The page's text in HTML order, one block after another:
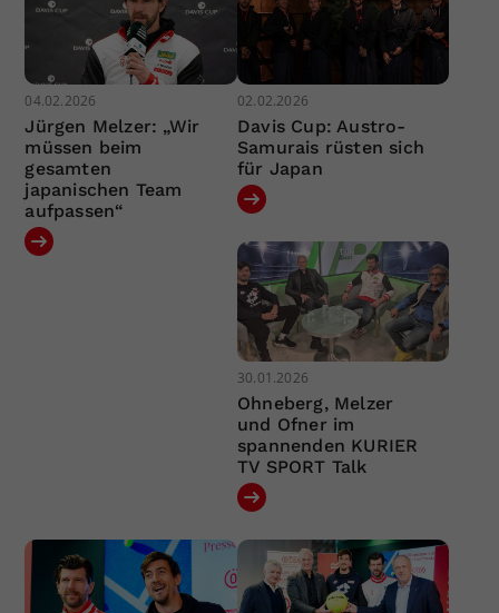
04.02.2026
Jürgen Melzer: „Wir
müssen beim
gesamten
japanischen Team
aufpassen“
02.02.2026
Davis Cup: Austro-
Samurais rüsten sich
für Japan
30.01.2026
Ohneberg, Melzer
und Ofner im
spannenden KURIER
TV SPORT Talk